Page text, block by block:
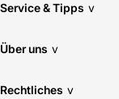
Service & Tipps v
Über uns v
Rechtliches v